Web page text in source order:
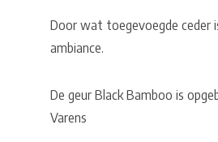
Door wat toegevoegde ceder
ambiance.
De geur Black Bamboo is
Varens